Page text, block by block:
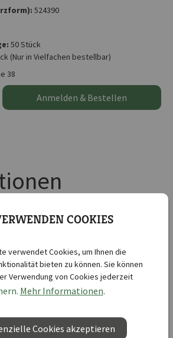
524390
50 Stück
(Nur in Vielfachen bestellbar)
38
Anmelden & Bestellen
Darwin-Hybrid-Tulpen Gudoshnik
38
:
Tulipa hybrids
COOKIES
verwendet Cookies, um Ihnen die
bieten zu können. Sie können
Verwendung von Cookies jederzeit
Mehr Informationen.
Cookies akzeptieren